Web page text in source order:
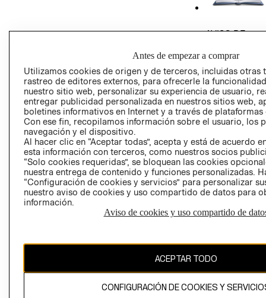
AVISO DE
GIFT CARD
AVISO DE
Perú (S/)
CAMBIAR REGIÓN
propiedad de H&M Hennes & Mauritz AB
Antes de empezar a comprar
Utilizamos cookies de origen y de terceros, incluidas otras
rastreo de editores externos, para ofrecerle la
nuestro sitio web, personalizar su experiencia de usuario,
entregar publicidad personalizada en nuestros sitios web,
boletines informativos en Internet y a través de plataformas
Con ese fin, recopilamos información sobre el usuario, los
navegación y el dispositivo.
Al hacer clic en “Aceptar todas”, acepta y está de acuerdo
esta información con terceros, como nuestros socios
“Solo cookies requeridas”, se bloquean las cookies
nuestra entrega de contenido y funciones personalizadas.
“Configuración de cookies y servicios” para personalizar
nuestro aviso de cookies y uso compartido de datos para
información.
Aviso de cookies y uso compartido de
ACEPTAR TODO
CONFIGURACIÓN DE COOKIES Y